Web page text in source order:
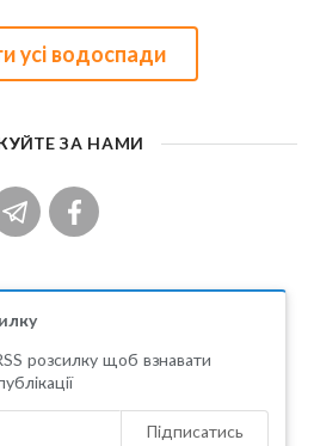
усі водоспади
ЗА НАМИ
розсилку щоб взнавати
Підписатись